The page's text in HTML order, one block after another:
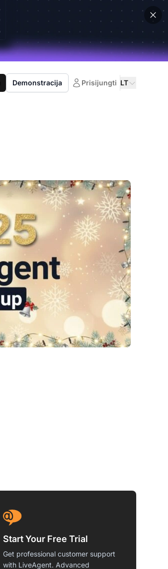
Demonstracija Prisijungti LT
Start Your Free Trial
Get professional customer support
with LiveAgent. Advanced